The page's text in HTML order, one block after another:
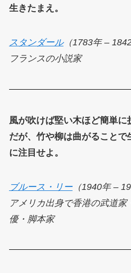
生きたまえ。
スタンダール（1783年 – 1842
フランスの小説家
風が吹けば堅い木ほど簡単に
だが、竹や柳は曲がることで
に注目せよ。
ブルース・リー（1940年 –
アメリカ出身で香港の武道
優・脚本家